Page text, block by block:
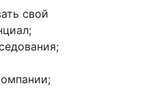
свой